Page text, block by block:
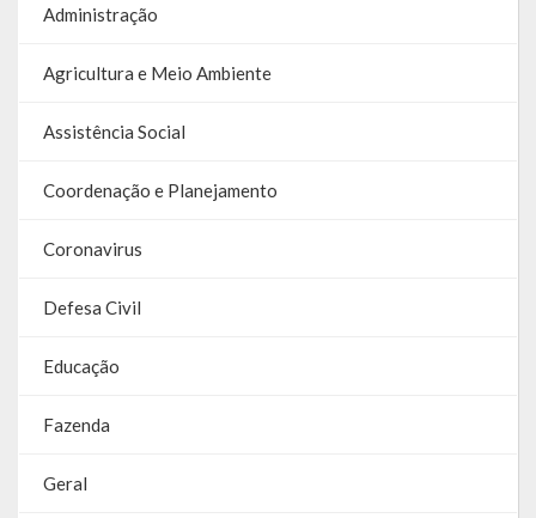
Administração
Agricultura e Meio Ambiente
Assistência Social
Coordenação e Planejamento
Coronavirus
Defesa Civil
Educação
Fazenda
Geral